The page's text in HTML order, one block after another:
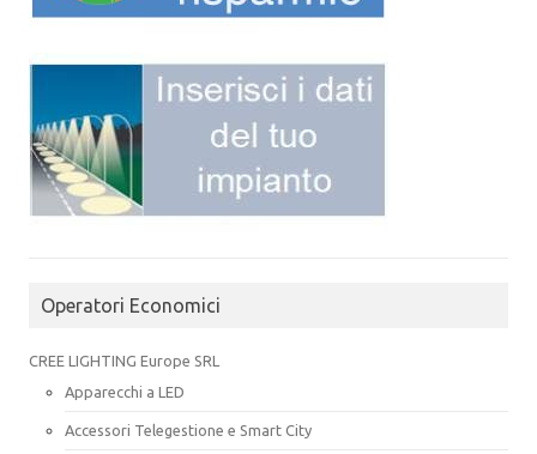
Operatori Economici
CREE LIGHTING Europe SRL
Apparecchi a LED
Accessori Telegestione e Smart City